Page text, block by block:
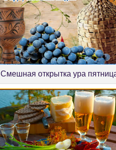
Смешная открытка ура